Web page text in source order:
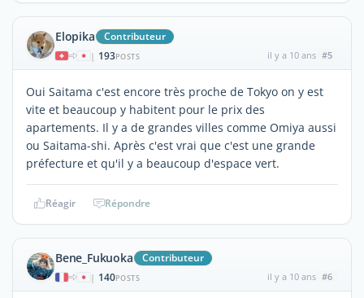
Elopika Contributeur
| 193POSTS il y a 10 ans #5
Oui Saitama c'est encore très proche de Tokyo on y est
vite et beaucoup y habitent pour le prix des
apartements. Il y a de grandes villes comme Omiya aussi
ou Saitama-shi. Après c'est vrai que c'est une grande
préfecture et qu'il y a beaucoup d'espace vert.
Réagir Répondre
Bene_Fukuoka Contributeur
| 140POSTS il y a 10 ans #6